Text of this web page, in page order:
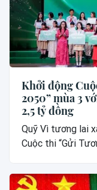
Khởi động
2050” mùa 3
2,5 tỷ đồng
Quỹ Vì tương lai
Cuộc thi “Gửi